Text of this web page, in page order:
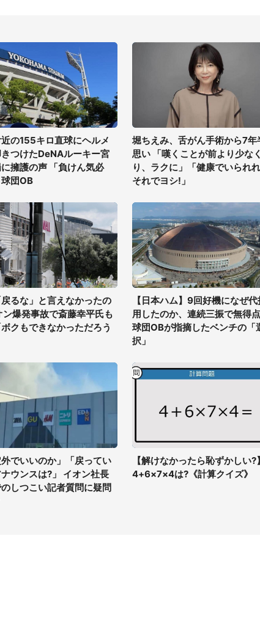
の155キロ直球にヘルメ
きつけたDeNAルーキー宮
擁護の声 「負けん気必
団OB
堀ちえみ、舌がん手術から7年
思い 「嘆くことが前より少な
り、ラクに」「健康でいられ
それでヨシ!」
るな」と言えなかったの
ン爆発事故で斎藤幸平氏も
クもできなかっただろう
【日本ハム】9回好機になぜ代
用したのか、連続三振で無得
球団OBが指摘したベンチの「
択」
外でいいのか」「戻ってい
ウンスは?」 イオン社長
しつこい記者質問に疑問
【解けなかったら恥ずかしい?】
4+6×7×4は?《計算クイズ》